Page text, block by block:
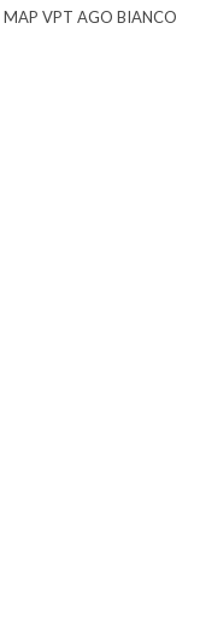
MAP VPT AGO BIANCO